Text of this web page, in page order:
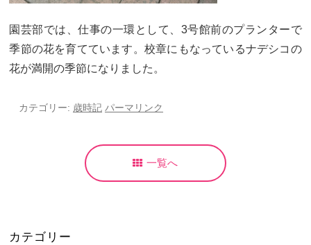
生徒居住地・通学時間
大学合格実績
卒業生のメッセージ
1年留学の制度
入試関連情報
園芸部では、仕事の一環として、3号館前のプランターで
季節の花を育てています。校章にもなっているナデシコの
花が満開の季節になりました。
カテゴリー: 歳時記 パーマリンク
一覧へ
カテゴリー